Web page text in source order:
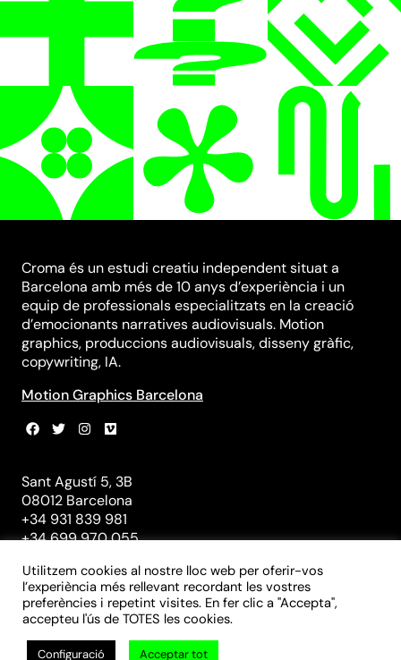
Croma és un estudi creatiu independent situat a
Barcelona amb més de 10 anys d’experiència i un
equip de professionals especialitzats en la creació
d’emocionants narratives audiovisuals. Motion
graphics, produccions audiovisuals, disseny gràfic,
copywriting, IA.
Motion Graphics Barcelona
Sant Agustí 5, 3B
08012 Barcelona
+34 931 839 981
+34 699 970 055
© 2024 Croma Studio | Disseny gràfic, branding, motion graphics |
Barcelona
Utilitzem cookies al nostre lloc web per oferir-vos
l’experiència més rellevant recordant les vostres
preferències i repetint visites. En fer clic a "Accepta",
accepteu l'ús de TOTES les cookies.
Configuració Acceptar tot